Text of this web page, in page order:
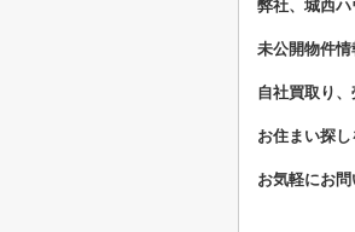
弊社、城西ハ
未公開物件
自社買取り、
お住まい探
お気軽にお問